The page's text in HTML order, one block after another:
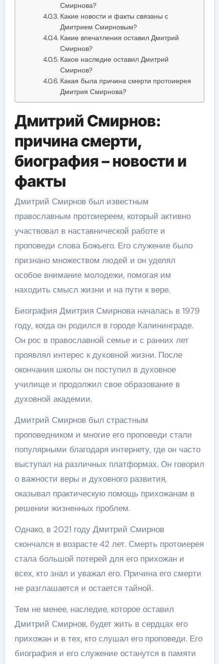
Смирнова?
Какие новости и факты связаны с
Дмитрием Смирновым?
Какие впечатления оставил Дмитрий
Смирнов?
Какое наследие оставил Дмитрий
Смирнов?
Какая была причина смерти протоиерея
Дмитрия Смирнова?
Дмитрий Смирнов:
причина смерти,
биография – новости и
факты
Дмитрий Смирнов был известным
православным протоиереем, который активно
участвовал в наставнической работе и
проповеди слова Божьего. Его служение было
признано множеством людей и он уделял
особое внимание молодежи, помогая им
находить смысл жизни и на пути к вере.
Биография Дмитрия Смирнова началась в 1979
году, когда он родился в городе Калининграде.
Он рос в православной семье и с ранних лет
проявлял интерес к духовной жизни. После
окончания школы он поступил в духовное
училище и продолжил свое образование в
духовной академии.
Дмитрий Смирнов был страстным
проповедником и многие его проповеди стали
популярными благодаря интернету, где он часто
выступал на различных платформах. Он говорил
о важности веры и духовного развития,
оказывал практическую помощь прихожанам в
решении жизненных проблем.
Однако, в 2021 году Дмитрий Смирнов
скончался в возрасте 42 лет. Смерть протоиерея
стала большой потерей для его прихожан и
всех, кто знал и уважал его. Причина его смерти
не разглашается и остается тайной.
Тем не менее, наследие, которое оставил
Дмитрий Смирнов, будет жить в сердцах его
прихожан и в тех, кто слушал его проповеди. Его
биография и его служение останутся в памяти